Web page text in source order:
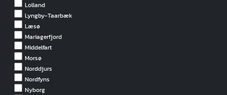
Lolland
Lyngby-Taarbæk
Læsø
Mariagerfjord
Middelfart
Morsø
Norddjurs
Nordfyns
Nyborg